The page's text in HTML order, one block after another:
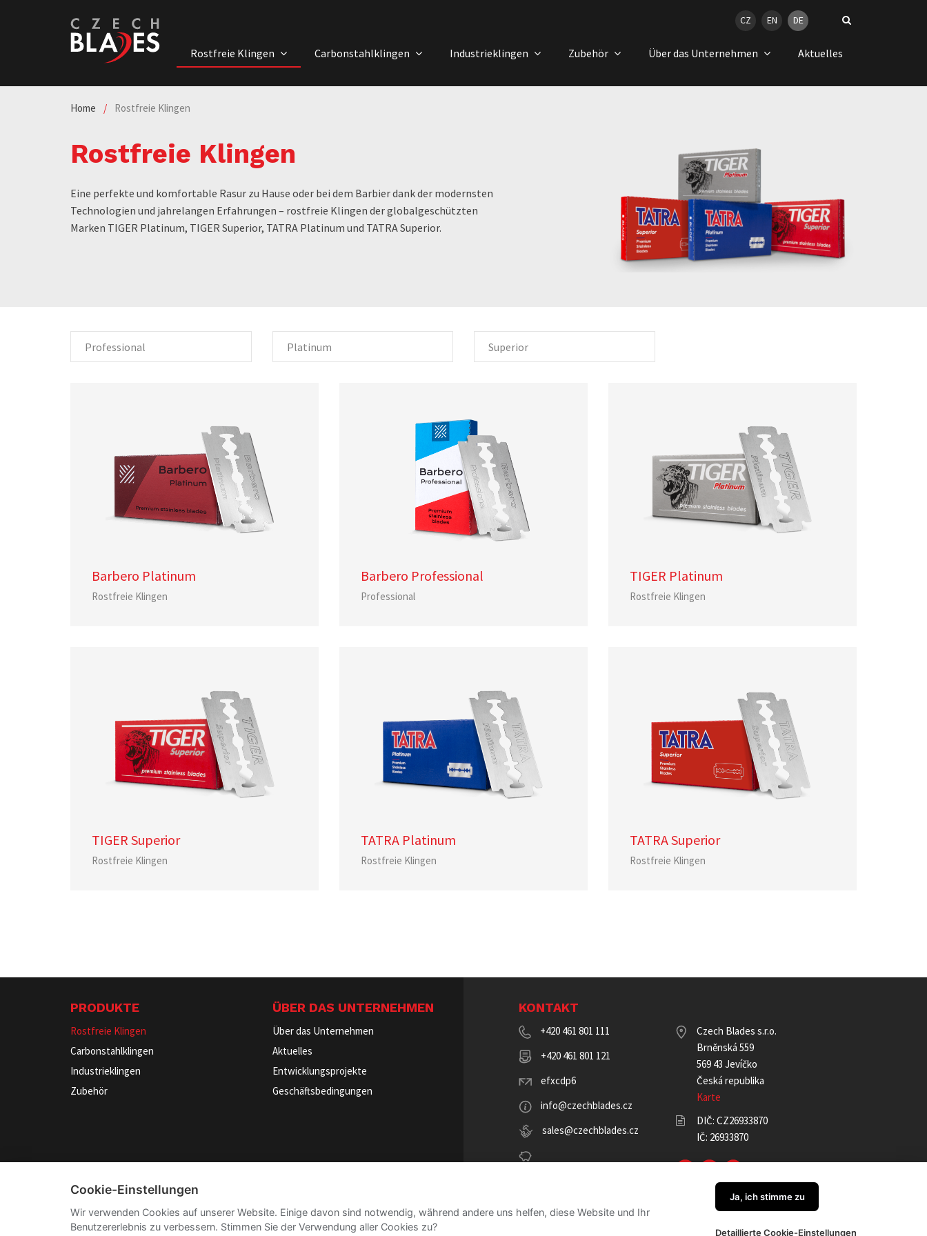
Rostfreie Klingen Carbonstahlklingen Industrieklingen Zubehör Über das Unternehmen Aktuelles
CZ EN DE
Home / Rostfreie Klingen
Rostfreie Klingen
Eine perfekte und komfortable Rasur zu Hause oder bei dem Barbier dank der modernsten
Technologien und jahrelangen Erfahrungen – rostfreie Klingen der globalgeschützten
Marken TIGER Platinum, TIGER Superior, TATRA Platinum und TATRA Superior.
Professional Platinum Superior
Barbero Platinum
Rostfreie Klingen
Barbero Professional
Professional
TIGER Platinum
Rostfreie Klingen
TIGER Superior
Rostfreie Klingen
TATRA Platinum
Rostfreie Klingen
TATRA Superior
Rostfreie Klingen
PRODUKTE
Rostfreie Klingen
Carbonstahlklingen
Industrieklingen
Zubehör
ÜBER DAS UNTERNEHMEN
Über das Unternehmen
Aktuelles
Entwicklungsprojekte
Geschäftsbedingungen
KONTAKT
+420 461 801 111
+420 461 801 121
efxcdp6
info@czechblades.cz
sales@czechblades.cz
Czech Blades s.r.o.
Brněnská 559
569 43 Jevíčko
Česká republika
Karte
DIČ: CZ26933870
IČ: 26933870
made by
Cookie-Einstellungen
Wir verwenden Cookies auf unserer Website. Einige davon sind notwendig, während andere uns helfen, diese Website und Ihr
Benutzererlebnis zu verbessern. Stimmen Sie der Verwendung aller Cookies zu?
Ja, ich stimme zu
Detaillierte Cookie-Einstellungen